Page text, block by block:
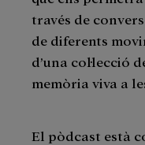
través de
de diferents
d’una col·lecció
memòria viva a
El pòdcast està